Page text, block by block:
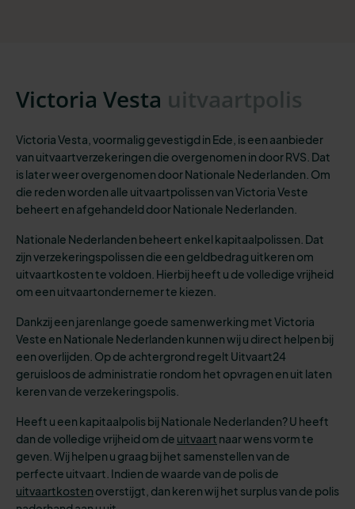
Victoria Vesta uitvaartpolis
Victoria Vesta, voormalig gevestigd in Ede, is een aanbieder
van uitvaartverzekeringen die overgenomen in door RVS. Dat
is later weer overgenomen door Nationale Nederlanden. Om
die reden worden alle uitvaartpolissen van Victoria Veste
beheert en afgehandeld door Nationale Nederlanden.
Nationale Nederlanden beheert enkel kapitaalpolissen. Dat
zijn verzekeringspolissen die een geldbedrag uitkeren om
uitvaartkosten te voldoen. Hierbij heeft u de volledige vrijheid
om een uitvaartondernemer te kiezen.
Dankzij een jarenlange goede samenwerking met Victoria
Veste en Nationale Nederlanden kunnen wij u direct helpen bij
een overlijden. Op de achtergrond regelt Uitvaart24
geruisloos de administratie rondom het opvragen en uit laten
keren van de verzekeringspolis.
Heeft u een kapitaalpolis bij Nationale Nederlanden? U heeft
dan de volledige vrijheid om de uitvaart naar wens vorm te
geven. Wij helpen u graag bij het samenstellen van de
perfecte uitvaart. Indien de waarde van de polis de
uitvaartkosten overstijgt, dan keren wij het surplus van de polis